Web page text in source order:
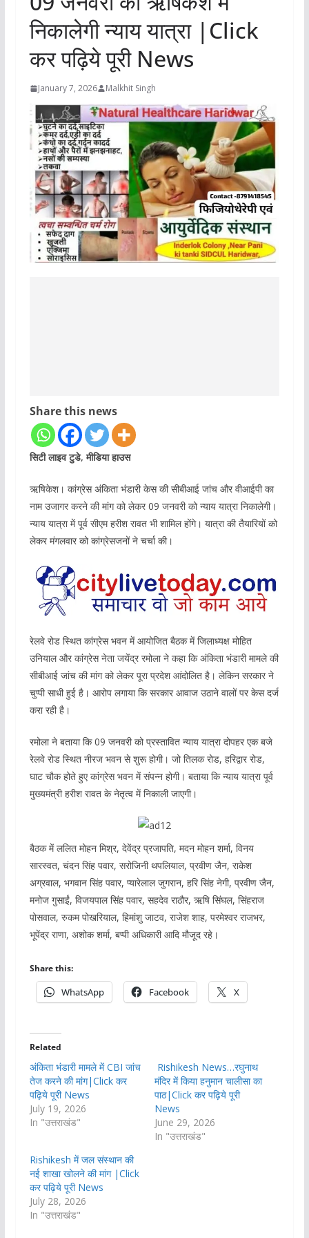
निकालेगी न्याय यात्रा |Click
कर पढ़िये पूरी News
January 7, 2026 Malkhit Singh
Share this news
सिटी लाइव टुडे, मीडिया हाउस
ऋषिकेश। कांग्रेस अंकिता भंडारी केस की सीबीआई जांच और वीआईपी का
नाम उजागर करने की मांग को लेकर 09 जनवरी को न्याय यात्रा निकालेगी।
न्याय यात्रा में पूर्व सीएम हरीश रावत भी शामिल होंगे। यात्रा की तैयारियों को
लेकर मंगलवार को कांग्रेसजनों ने चर्चा की।
रेलवे रोड स्थित कांग्रेस भवन में आयोजित बैठक में जिलाध्यक्ष मोहित
उनियाल और कांग्रेस नेता जयेंद्र रमोला ने कहा कि अंकिता भंडारी मामले की
सीबीआई जांच की मांग को लेकर पूरा प्रदेश आंदोलित है। लेकिन सरकार ने
चुप्पी साधी हुई है। आरोप लगाया कि सरकार आवाज उठाने वालों पर केस दर्ज
करा रही है।
रमोला ने बताया कि 09 जनवरी को प्रस्तावित न्याय यात्रा दोपहर एक बजे
रेलवे रोड स्थित नीरज भवन से शुरू होगी। जो तिलक रोड, हरिद्वार रोड,
घाट चौक होते हुए कांग्रेस भवन में संपन्न होगी। बताया कि न्याय यात्रा पूर्व
मुख्यमंत्री हरीश रावत के नेतृत्व में निकाली जाएगी।
बैठक में ललित मोहन मिश्र, देवेंद्र प्रजापति, मदन मोहन शर्मा, विनय
सारस्वत, चंदन सिंह पवार, सरोजिनी थपलियाल, प्रवीण जैन, राकेश
अग्रवाल, भगवान सिंह पवार, प्यारेलाल जुगरान, हरि सिंह नेगी, प्रवीण जैन,
मनोज गुसाईं, विजयपाल सिंह पवार, सहदेव राठौर, ऋषि सिंघल, सिंहराज
पोसवाल, रुकम पोखरियाल, हिमांशु जाटव, राजेश शाह, परमेश्वर राजभर,
भूपेंद्र राणा, अशोक शर्मा, बप्पी अधिकारी आदि मौजूद रहे।
Share this:
WhatsApp Facebook X
Related
अंकिता भंडारी मामले में CBI जांच
तेज करने की मांग|Click कर
पढ़िये पूरी News
July 19, 2026
In "उत्तराखंड"
Rishikesh News…रघुनाथ
मंदिर में किया हनुमान चालीसा का
पाठ|Click कर पढ़िये पूरी
News
June 29, 2026
In "उत्तराखंड"
Rishikesh में जल संस्थान की
नई शाखा खोलने की मांग |Click
कर पढ़िये पूरी News
July 28, 2026
In "उत्तराखंड"